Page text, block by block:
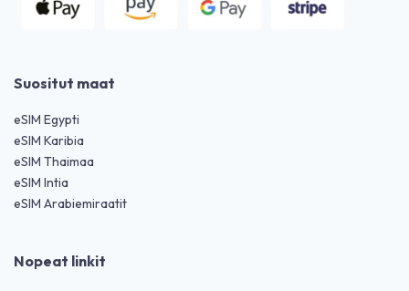
Suositut maat
eSIM Egypti
eSIM Karibia
eSIM Thaimaa
eSIM Intia
eSIM Arabiemiraatit
Nopeat linkit